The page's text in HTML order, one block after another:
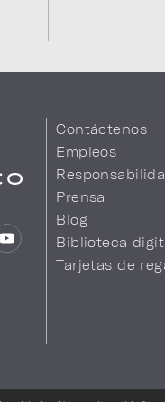
Contáctenos
Empleos
Prensa
Blog
Biblioteca
Tarjetas de